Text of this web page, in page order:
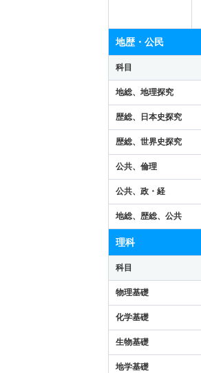
地歴・公民
科目
地総、地理探究
歴総、日本史探究
歴総、世界史探究
公共、倫理
公共、政・経
地総、歴総、公共
理科
科目
物理基礎
化学基礎
生物基礎
地学基礎